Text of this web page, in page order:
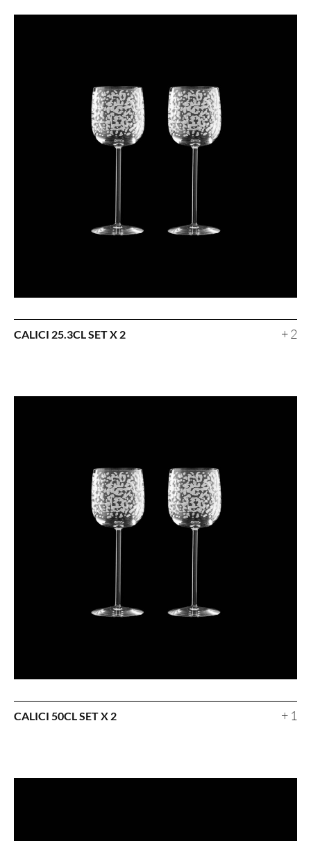
CALICI 25.3CL SET X 2 + 2
CALICI 50CL SET X 2 + 1